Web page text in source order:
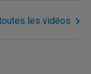
les vidéos